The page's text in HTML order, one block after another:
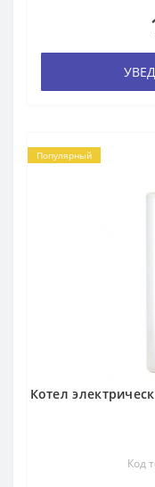
Популярный
Котел
Код